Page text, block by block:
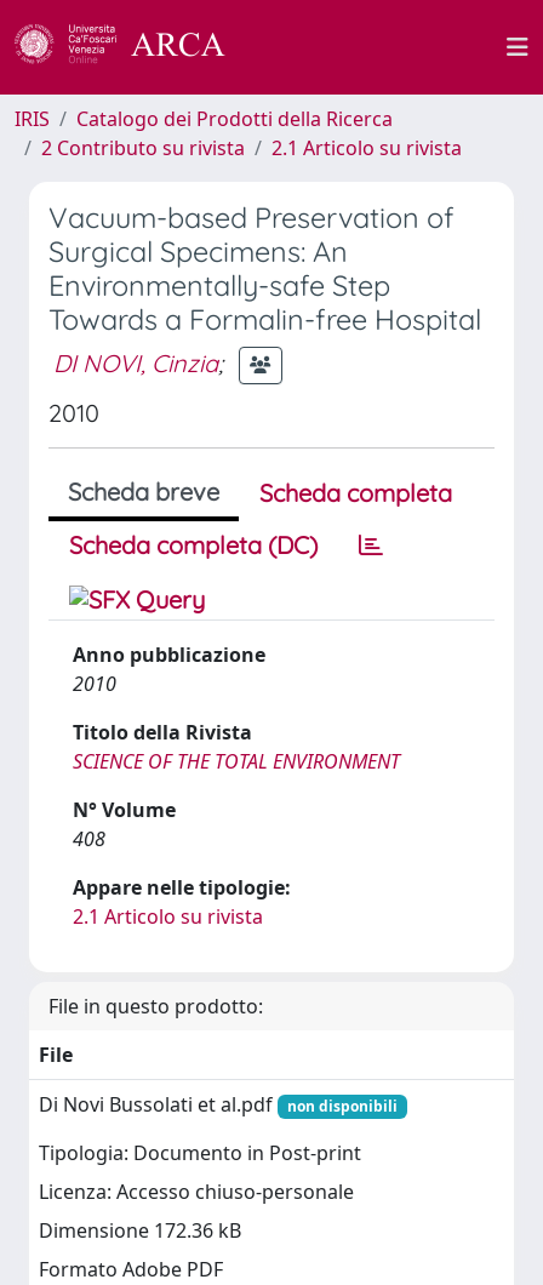
IRIS
Catalogo dei Prodotti della Ricerca
2 Contributo su rivista
2.1 Articolo su rivista
Vacuum-based Preservation of
Surgical Specimens: An
Environmentally-safe Step
Towards a Formalin-free Hospital
DI NOVI, Cinzia;
2010
Scheda breve
Scheda completa
Scheda completa (DC)
Anno pubblicazione
2010
Titolo della Rivista
SCIENCE OF THE TOTAL ENVIRONMENT
N° Volume
408
Appare nelle tipologie:
2.1 Articolo su rivista
File in questo prodotto:
File
Di Novi Bussolati et al.pdf
non disponibili
Tipologia: Documento in Post-print
Licenza: Accesso chiuso-personale
Dimensione 172.36 kB
Formato Adobe PDF